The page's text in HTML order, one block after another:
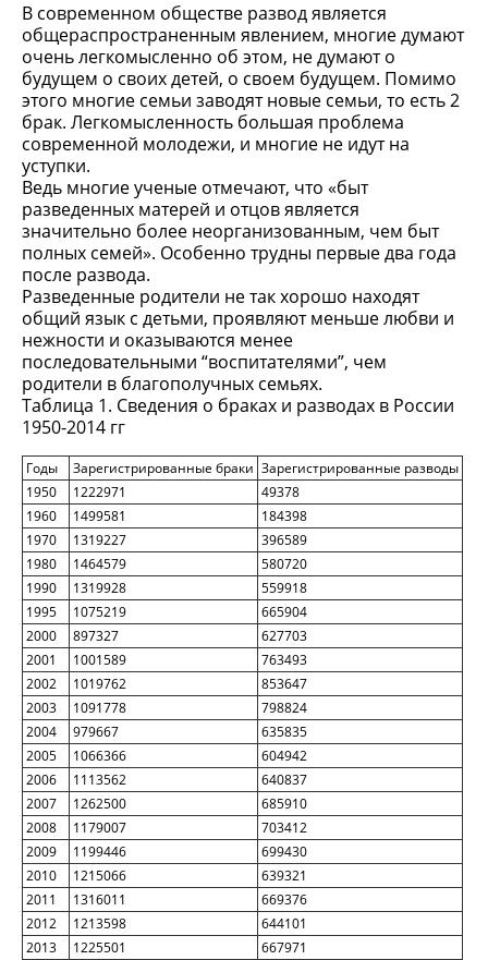
В современном обществе развод является
общераспространенным явлением, многие думают
очень легкомысленно об этом, не думают о
будущем о своих детей, о своем будущем. Помимо
этого многие семьи заводят новые семьи, то есть 2
брак. Легкомысленность большая проблема
современной молодежи, и многие не идут на
уступки.
Ведь многие ученые отмечают, что «быт
разведенных матерей и отцов является
значительно более неорганизованным, чем быт
полных семей». Особенно трудны первые два года
после развода.
Разведенные родители не так хорошо находят
общий язык с детьми, проявляют меньше любви и
нежности и оказываются менее
последовательными “воспитателями”, чем
родители в благополучных семьях.
Таблица 1. Сведения о браках и разводах в России
1950-2014 гг
Годы Зарегистрированные браки Зарегистрированные разводы
1950
1222971
49378
1960
1499581
184398
1970
1319227
396589
1980
1464579
580720
1990
1319928
559918
1995
1075219
665904
2000
897327
627703
2001
1001589
763493
2002
1019762
853647
2003
1091778
798824
2004
979667
635835
2005
1066366
604942
2006
1113562
640837
2007
1262500
685910
2008
1179007
703412
2009
1199446
699430
2010
1215066
639321
2011
1316011
669376
2012
1213598
644101
2013
1225501 667971